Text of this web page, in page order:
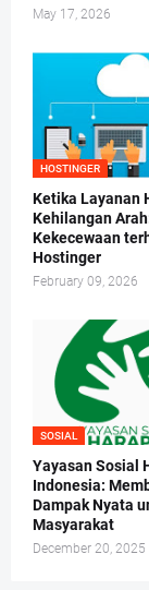
May 17, 2026
HOSTINGER
Ketika Layanan
Kehilangan
Kekecewaan
Hostinger
February 09, 2026
SOSIAL
Yayasan Sosial
Indonesia:
Dampak Nyata
Masyarakat
December 20, 2025